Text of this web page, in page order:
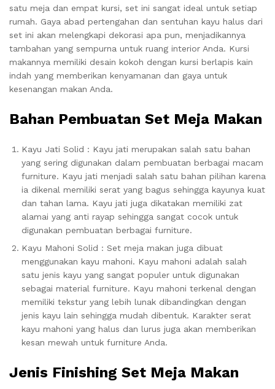
satu meja dan empat kursi, set ini sangat ideal untuk setiap
rumah. Gaya abad pertengahan dan sentuhan kayu halus dari
set ini akan melengkapi dekorasi apa pun, menjadikannya
tambahan yang sempurna untuk ruang interior Anda. Kursi
makannya memiliki desain kokoh dengan kursi berlapis kain
indah yang memberikan kenyamanan dan gaya untuk
kesenangan makan Anda.
Bahan Pembuatan Set Meja Makan
Kayu Jati Solid : Kayu jati merupakan salah satu bahan
yang sering digunakan dalam pembuatan berbagai macam
furniture. Kayu jati menjadi salah satu bahan pilihan karena
ia dikenal memiliki serat yang bagus sehingga kayunya kuat
dan tahan lama. Kayu jati juga dikatakan memiliki zat
alamai yang anti rayap sehingga sangat cocok untuk
digunakan pembuatan berbagai furniture.
Kayu Mahoni Solid : Set meja makan juga dibuat
menggunakan kayu mahoni. Kayu mahoni adalah salah
satu jenis kayu yang sangat populer untuk digunakan
sebagai material furniture. Kayu mahoni terkenal dengan
memiliki tekstur yang lebih lunak dibandingkan dengan
jenis kayu lain sehingga mudah dibentuk. Karakter serat
kayu mahoni yang halus dan lurus juga akan memberikan
kesan mewah untuk furniture Anda.
Jenis Finishing Set Meja Makan